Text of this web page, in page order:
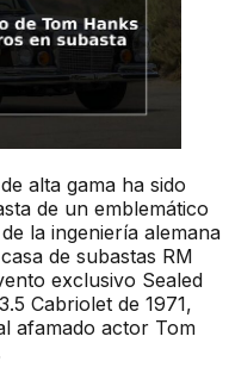
alta gama ha sido
de un emblemático
la ingeniería alemana
de subastas RM
exclusivo Sealed
Cabriolet de 1971,
afamado actor Tom